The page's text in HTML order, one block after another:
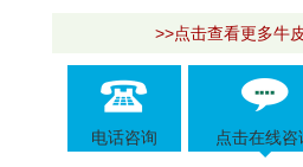
>>点击查看更多牛
电话咨询 点击在线咨